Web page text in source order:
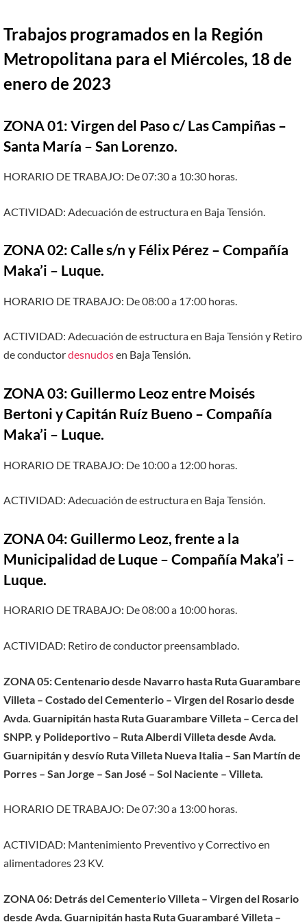
Trabajos programados en la Región
Metropolitana para el Miércoles, 18 de
enero de 2023
ZONA 01: Virgen del Paso c/ Las Campiñas –
Santa María – San Lorenzo.
HORARIO DE TRABAJO: De 07:30 a 10:30 horas.
ACTIVIDAD: Adecuación de estructura en Baja Tensión.
ZONA 02: Calle s/n y Félix Pérez – Compañía
Maka’i – Luque.
HORARIO DE TRABAJO: De 08:00 a 17:00 horas.
ACTIVIDAD: Adecuación de estructura en Baja Tensión y Retiro
de conductordesnudosen Baja Tensión.
ZONA 03: Guillermo Leoz entre Moisés
Bertoni y Capitán Ruíz Bueno – Compañía
Maka’i – Luque.
HORARIO DE TRABAJO: De 10:00 a 12:00 horas.
ACTIVIDAD: Adecuación de estructura en Baja Tensión.
ZONA 04: Guillermo Leoz, frente a la
Municipalidad de Luque – Compañía Maka’i –
Luque.
HORARIO DE TRABAJO: De 08:00 a 10:00 horas.
ACTIVIDAD: Retiro de conductor preensamblado.
ZONA 05: Centenario desde Navarro hasta Ruta Guarambare
Villeta – Costado del Cementerio – Virgen del Rosario desde
Avda. Guarnipitán hasta Ruta Guarambare Villeta – Cerca del
SNPP. y Polideportivo – Ruta Alberdi Villeta desde Avda.
Guarnipitán y desvío Ruta Villeta Nueva Italia – San Martín de
Porres – San Jorge – San José – Sol Naciente – Villeta.
HORARIO DE TRABAJO: De 07:30 a 13:00 horas.
ACTIVIDAD: Mantenimiento Preventivo y Correctivo en
alimentadores 23 KV.
ZONA 06: Detrás del Cementerio Villeta – Virgen del Rosario
desde Avda. Guarnipitán hasta Ruta Guarambaré Villeta –